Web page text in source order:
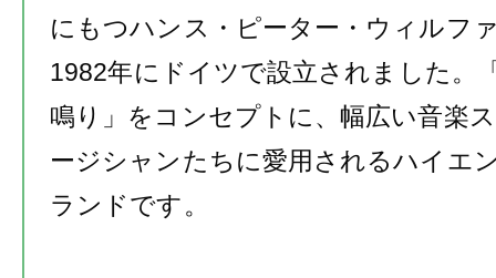
にもつハンス・ピーター・ウィルフ
1982年にドイツで設立されました。
鳴り」をコンセプトに、幅広い音楽
ージシャンたちに愛用されるハイエ
ランドです。